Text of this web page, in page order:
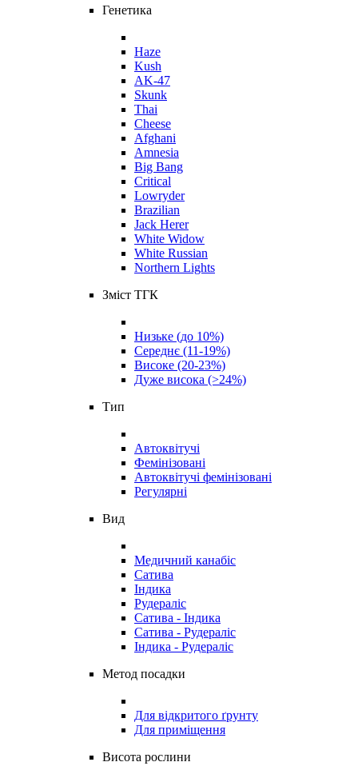
Генетика
Haze
Kush
AK-47
Skunk
Thai
Cheese
Afghani
Amnesia
Big Bang
Critical
Lowryder
Brazilian
Jack Herer
White Widow
White Russian
Northern Lights
Зміст ТГК
Низьке (до 10%)
Середнє (11-19%)
Високе (20-23%)
Дуже висока (>24%)
Тип
Автоквітучі
Фемінізовані
Автоквітучі фемінізовані
Регулярні
Вид
Медичний канабіс
Сатива
Індика
Рудераліс
Сатива - Індика
Сатива - Рудераліс
Індика - Рудераліс
Метод посадки
Для відкритого ґрунту
Для приміщення
Висота рослини